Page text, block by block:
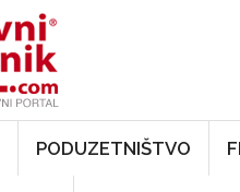
PODUZETNIŠTVO